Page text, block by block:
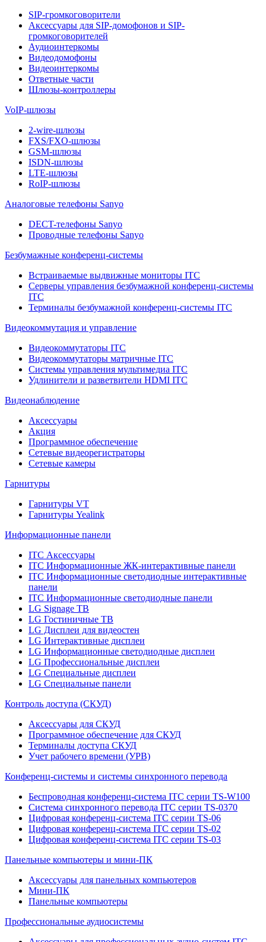
SIP-громкоговорители
Аксессуары для SIP-домофонов и SIP-
громкоговорителей
Аудиоинтеркомы
Видеодомофоны
Видеоинтеркомы
Ответные части
Шлюзы-контроллеры
VoIP-шлюзы
2-wire-шлюзы
FXS/FXO-шлюзы
GSM-шлюзы
ISDN-шлюзы
LTE-шлюзы
RoIP-шлюзы
Аналоговые телефоны Sanyo
DECT-телефоны Sanyo
Проводные телефоны Sanyo
Безбумажные конференц-системы
Встраиваемые выдвижные мониторы ITC
Серверы управления безбумажной конференц-системы
ITC
Терминалы безбумажной конференц-системы ITC
Видеокоммутация и управление
Видеокоммутаторы ITC
Видеокоммутаторы матричные ITC
Системы управления мультимедиа ITC
Удлинители и разветвители HDMI ITC
Видеонаблюдение
Аксессуары
Акция
Программное обеспечение
Сетевые видеорегистраторы
Сетевые камеры
Гарнитуры
Гарнитуры VT
Гарнитуры Yealink
Информационные панели
ITC Аксессуары
ITC Информационные ЖК-интерактивные панели
ITC Информационные светодиодные интерактивные
панели
ITC Информационные светодиодные панели
LG Signage ТВ
LG Гостиничные ТВ
LG Дисплеи для видеостен
LG Интерактивные дисплеи
LG Информационные светодиодные дисплеи
LG Профессиональные дисплеи
LG Специальные дисплеи
LG Специальные панели
Контроль доступа (СКУД)
Аксессуары для СКУД
Программное обеспечение для СКУД
Терминалы доступа СКУД
Учет рабочего времени (УРВ)
Конференц-системы и системы синхронного перевода
Беспроводная конференц-система ITC серии TS-W100
Система синхронного перевода ITC серии TS-0370
Цифровая конференц-система ITC серии TS-06
Цифровая конференц-система ITC серии TS-02
Цифровая конференц-система ITC серии TS-03
Панельные компьютеры и мини-ПК
Аксессуары для панельных компьютеров
Мини-ПК
Панельные компьютеры
Профессиональные аудиосистемы